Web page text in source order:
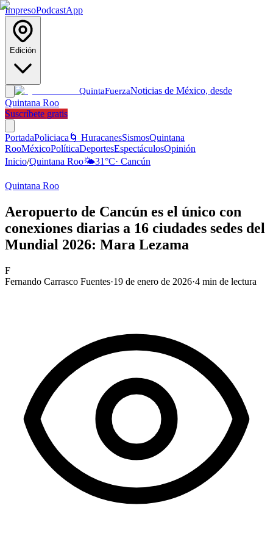
ImpresoPodcastApp
Edición
QuintaFuerzaNoticias de México, desde
Quintana Roo
Suscríbete gratis
PortadaPoliciaca 🌀 HuracanesSismosQuintana
RooMéxicoPolíticaDeportesEspectáculosOpinión
Inicio/Quintana Roo🌤️31°C· Cancún
Quintana Roo
Aeropuerto de Cancún es el único con
conexiones diarias a 16 ciudades sedes del
Mundial 2026: Mara Lezama
F
Fernando Carrasco Fuentes·19 de enero de 2026·4 min de lectura